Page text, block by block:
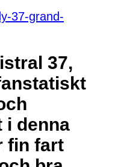
37-grand-
37,
i denna
fin fart